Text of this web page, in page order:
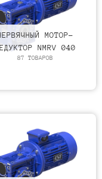
МОТОР-
NMRV 040
87 ТОВАРОВ